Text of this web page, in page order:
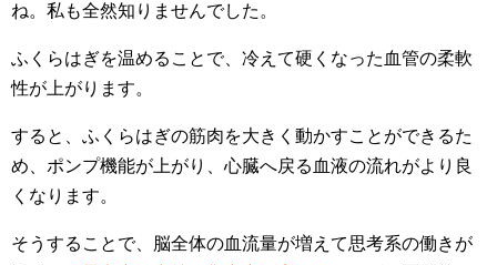
ね。私も全然知りませんでした。
ふくらはぎを温めることで、冷えて硬くなった血管の柔軟
性が上がります。
すると、ふくらはぎの筋肉を大きく動かすことができるた
め、ポンプ機能が上がり、心臓へ戻る血液の流れがより良
くなります。
そうすることで、脳全体の血流量が増えて思考系の働きが